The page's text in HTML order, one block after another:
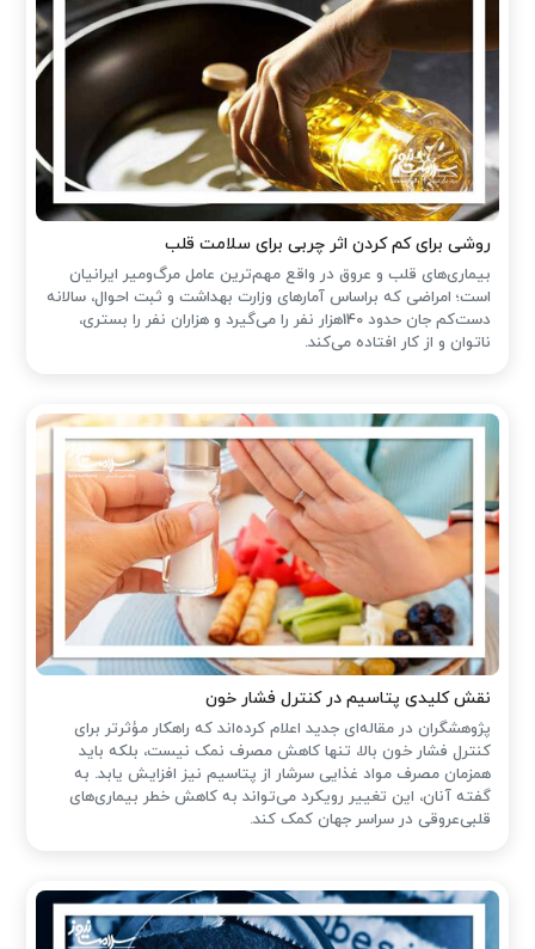
روشی برای کم کردن اثر چربی برای سلامت قلب
بیماری‌های قلب و عروق در واقع مهم‌ترین عامل مرگ‌ومیر ایرانیان
است؛ امراضی که براساس آمارهای وزارت بهداشت و ثبت احوال، سالانه
دست‌کم جان حدود 140هزار نفر را می‌گیرد و هزاران نفر را بستری،
ناتوان و از کار افتاده می‌کند.
نقش کلیدی پتاسیم در کنترل فشار خون
پژوهشگران در مقاله‌ای جدید اعلام کرده‌اند که راهکار مؤثرتر برای
کنترل فشار خون بالا، تنها کاهش مصرف نمک نیست، بلکه باید
همزمان مصرف مواد غذایی سرشار از پتاسیم نیز افزایش یابد. به
گفته آنان، این تغییر رویکرد می‌تواند به کاهش خطر بیماری‌های
قلبی‌عروقی در سراسر جهان کمک کند.